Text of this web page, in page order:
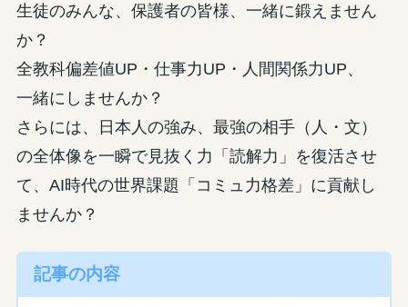
生徒のみんな、保護者の皆様、一緒に鍛えません
か？
全教科偏差値UP・仕事力UP・人間関係力UP、
一緒にしませんか？
さらには、日本人の強み、最強の相手（人・文）
の全体像を一瞬で見抜く力「読解力」を復活させ
て、AI時代の世界課題「コミュ力格差」に貢献し
ませんか？
記事の内容